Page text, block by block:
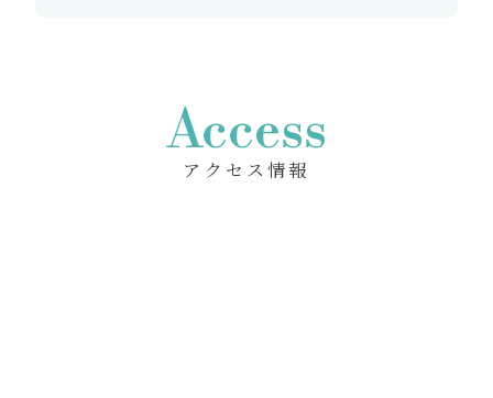
Access
アクセス情報